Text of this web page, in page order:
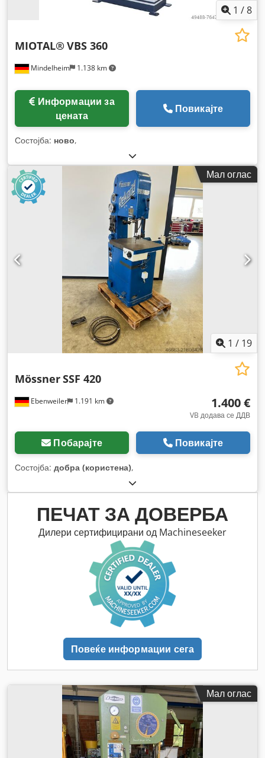
1 /8
Mindelheim 1.138 km
MIOTAL® VBS 360
цената
Повикајте
Состојба: ново,
Мал оглас
1 / 19
Ebenweiler 1.191 km
MössnerSSF 420
1.400 €
VB додава се ДДВ
Побарајте Повикајте
Состојба: добра (користена),
ПЕЧАТ ЗА ДОВЕРБА
Дилери сертифицирани од Machineseeker
Повеќе информации сега
Мал оглас